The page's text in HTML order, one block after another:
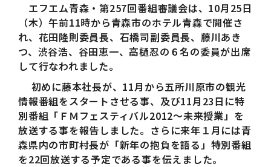
エフエム青森・第257回番組審議会は、10月25日
（木）午前11時から青森市のホテル青森で開催さ
れ、花田隆則委員長、石橋司副委員長、藤川あき
つ、渋谷浩、谷田恵一、高樋忍の６名の委員が出席
して行なわれました。
初めに藤本社長が、11月から五所川原市の観光
情報番組をスタートさせる事、及び11月23日に特
別番組「ＦＭフェスティバル2012～未来授業」を
放送する事を報告しました。さらに来年１月には青
森県内の市町村長が「新年の抱負を語る」特別番組
を22回放送する予定である事を伝えました。